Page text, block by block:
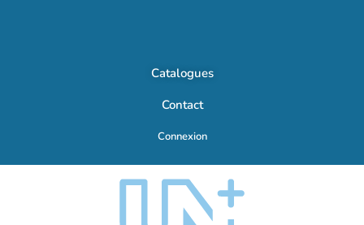
Catalogues
Contact
Connexion